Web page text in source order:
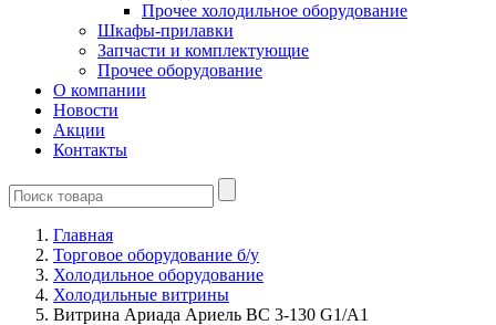
Прочее холодильное оборудование
Шкафы-прилавки
Запчасти и комплектующие
Прочее оборудование
О компании
Новости
Акции
Контакты
Главная
Торговое оборудование б/у
Холодильное оборудование
Холодильные витрины
Витрина Ариада Ариель ВС 3-130 G1/А1